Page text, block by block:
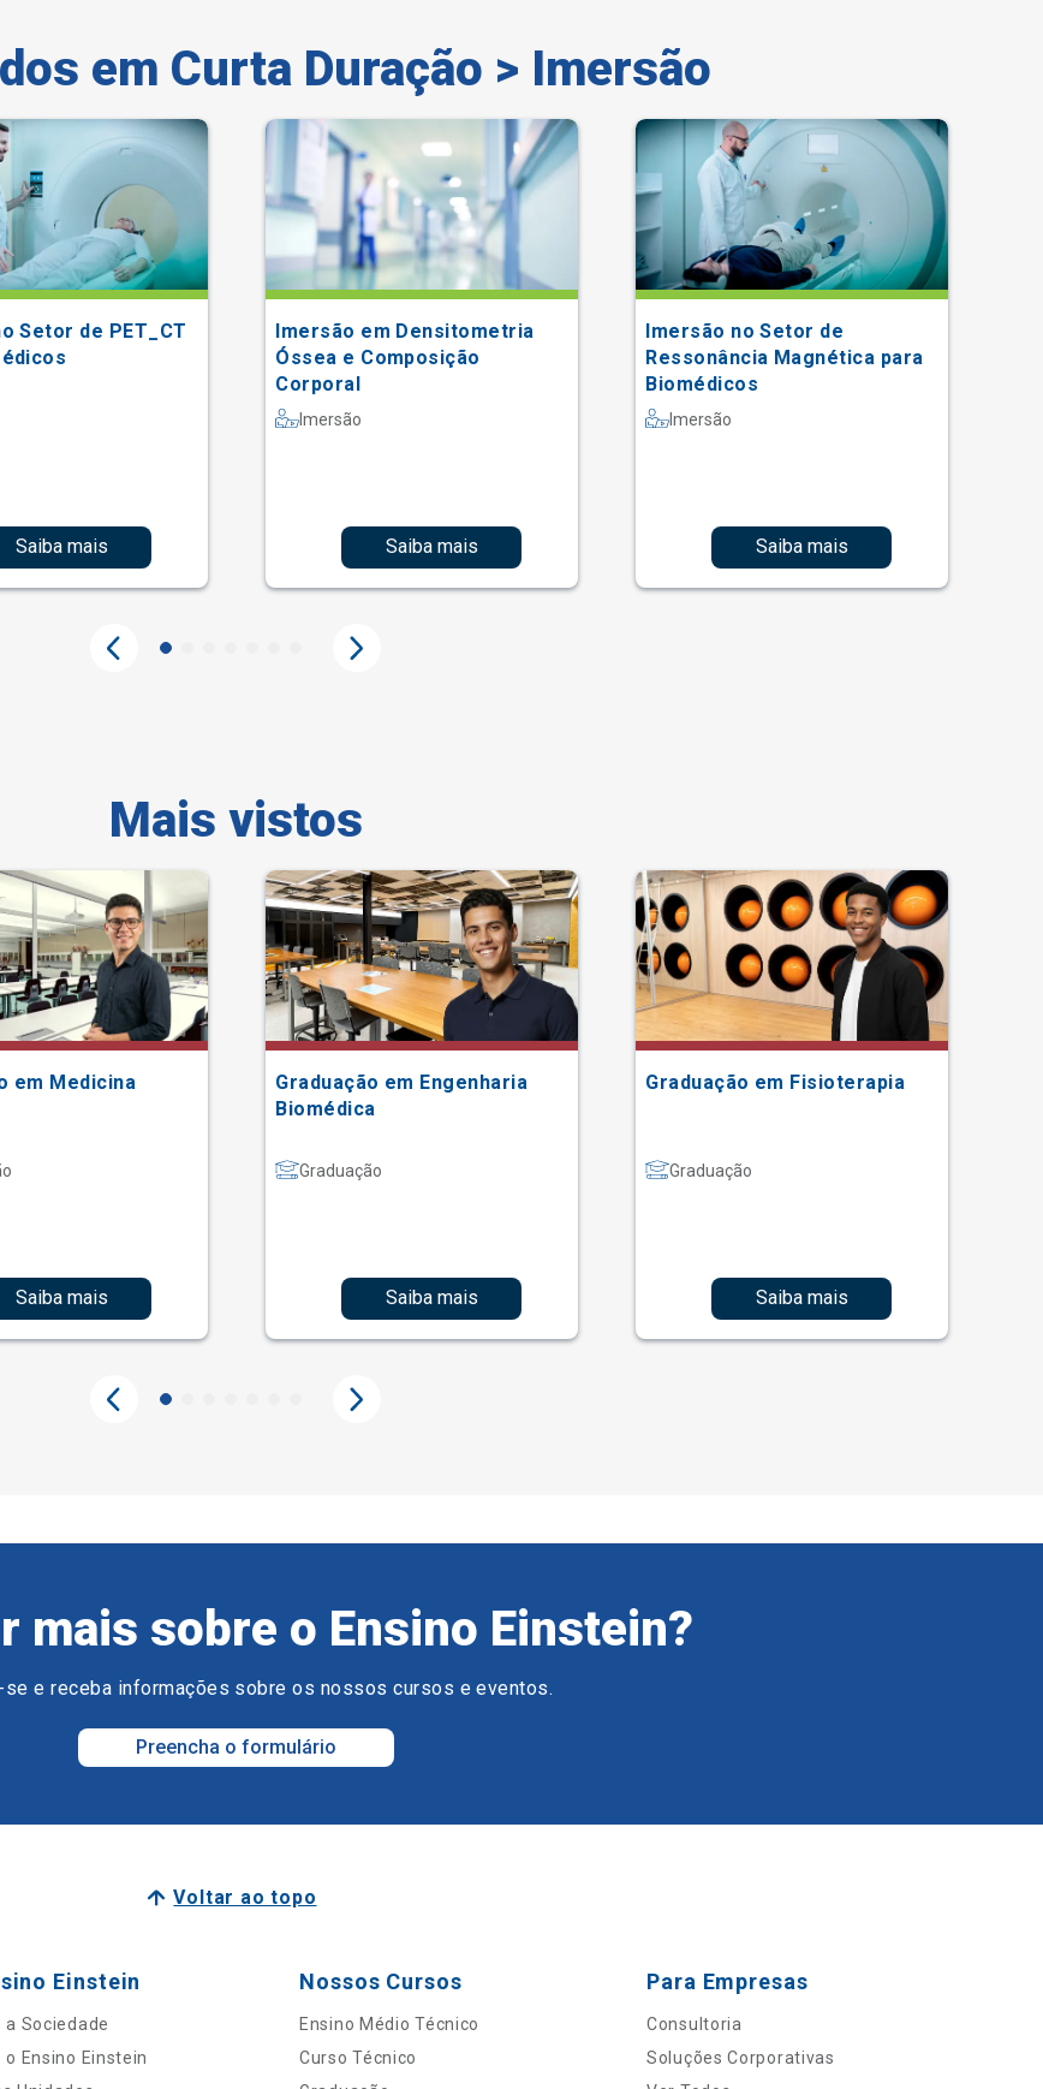
em Curta Duração > Imersão
Setor de PET_CT
Saiba mais
Imersão em Densitometria
Óssea e Composição
Corporal
Imersão
Saiba mais
Imersão no Setor de
Ressonância Magnética para
Biomédicos
Imersão
Saiba mais
Mais vistos
em Medicina
Saiba mais
Graduação em Engenharia
Biomédica
Graduação
Saiba mais
Graduação em Fisioterapia
Graduação
Saiba mais
mais sobre o Ensino Einstein?
se e receba informações sobre os nossos cursos e eventos.
Preencha o formulário
Voltar ao topo
Einstein
a Sociedade
o Ensino Einstein
Nossos Cursos
Ensino Médio Técnico
Curso Técnico
Para Empresas
Consultoria
Soluções Corporativas